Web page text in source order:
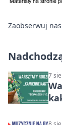
Zaobserwuj
7